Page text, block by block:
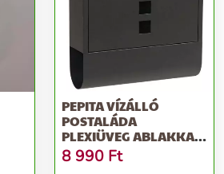
PEPITA VÍZÁLLÓ
POSTALÁDA
PLEXIÜVEG ABLAKKAL
- FEKETE
8 990 Ft